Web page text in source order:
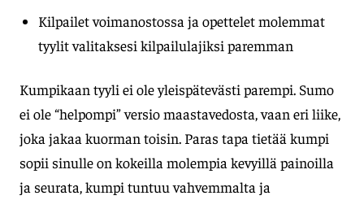
Kilpailet voimanostossa ja opettelet molemmat
tyylit valitaksesi kilpailulajiksi paremman
Kumpikaan tyyli ei ole yleispätevästi parempi. Sumo
ei ole “helpompi” versio maastavedosta, vaan eri liike,
joka jakaa kuorman toisin. Paras tapa tietää kumpi
sopii sinulle on kokeilla molempia kevyillä painoilla
ja seurata, kumpi tuntuu vahvemmalta ja